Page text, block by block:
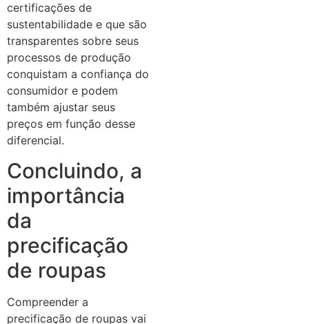
certificações de
sustentabilidade e que são
transparentes sobre seus
processos de produção
conquistam a confiança do
consumidor e podem
também ajustar seus
preços em função desse
diferencial.
Concluindo, a
importância
da
precificação
de roupas
Compreender a
precificação de roupas vai